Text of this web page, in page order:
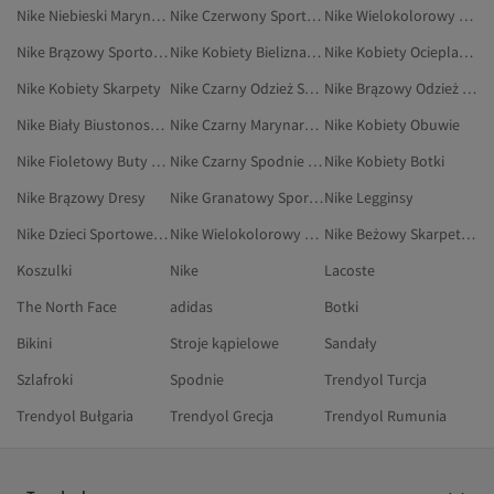
Nike Niebieski Marynarki Sportowe
Nike Czerwony Sport I Turystyka
Nike Wielokolorowy Dresy
Nike Brązowy Sportowe Spodnie Dresowe
Nike Kobiety Bielizna I Piżamy
Nike Kobiety Ocieplacze Na Szyję
Nike Kobiety Skarpety
Nike Czarny Odzież Sportowa
Nike Brązowy Odzież Sportowa
Nike Biały Biustonosze Sportowe
Nike Czarny Marynarki Sportowe Nike Kobiety Obuwie
Nike Fioletowy Buty Do Biegania I Treningu
Nike Czarny Spodnie Sportowe Nike Kobiety Botki
Nike Brązowy Dresy
Nike Granatowy Sportowe Spodnie DresoweNike Legginsy
Nike Dzieci Sportowe Spodnie Dresowe
Nike Wielokolorowy Sport I Turystyka
Nike Beżowy Skarpety Sportowe
Koszulki
Nike
Lacoste
The North Face
adidas
Botki
Bikini
Stroje kąpielowe
Sandały
Szlafroki
Spodnie
Trendyol Turcja
Trendyol Bułgaria
Trendyol Grecja Trendyol Rumunia